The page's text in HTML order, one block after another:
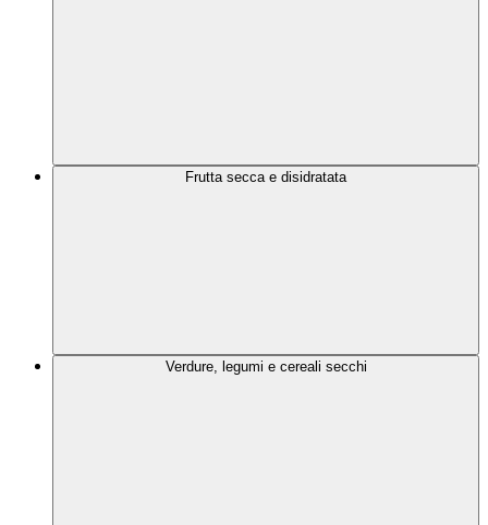
Frutta secca e disidratata
Verdure, legumi e cereali secchi